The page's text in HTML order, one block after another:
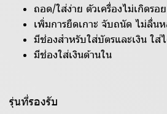
ถอด/ใส่ง่าย ตัวเครื่องไม่เกิดรอย
เพิ่มการยืดเกาะ จับถนัด ไม่ลื่น
มีช่องสำหรับใส่บัตรและเงิน ใส่
มีช่องใส่เงินด้านใน
รุ่นที่รองรับ